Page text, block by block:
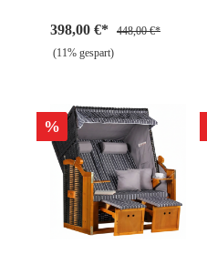
398,00 €*
448,00 €*
(11% gespart)
%